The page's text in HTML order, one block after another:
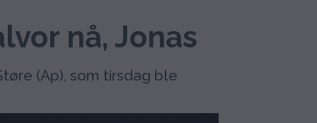
nå, Jonas
(Ap), som tirsdag ble